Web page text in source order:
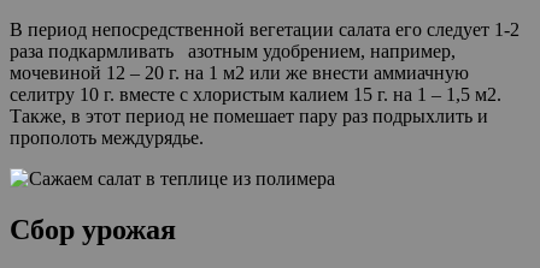
В период непосредственной вегетации салата его следует 1-2
раза подкармливать азотным удобрением, например,
мочевиной 12 – 20 г. на 1 м2 или же внести аммиачную
селитру 10 г. вместе с хлористым калием 15 г. на 1 – 1,5 м2.
Также, в этот период не помешает пару раз подрыхлить и
прополоть междурядье.
Сбор урожая